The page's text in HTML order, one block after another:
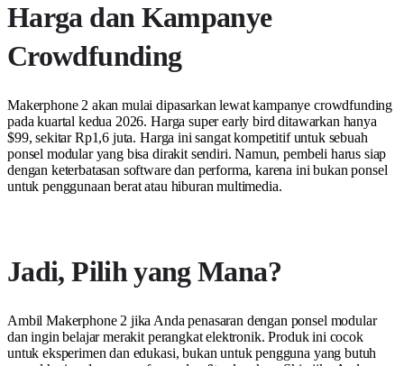
Harga dan Kampanye
Crowdfunding
Makerphone 2 akan mulai dipasarkan lewat kampanye crowdfunding
pada kuartal kedua 2026. Harga super early bird ditawarkan hanya
$99, sekitar Rp1,6 juta. Harga ini sangat kompetitif untuk sebuah
ponsel modular yang bisa dirakit sendiri. Namun, pembeli harus siap
dengan keterbatasan software dan performa, karena ini bukan ponsel
untuk penggunaan berat atau hiburan multimedia.
Jadi, Pilih yang Mana?
Ambil Makerphone 2 jika Anda penasaran dengan ponsel modular
dan ingin belajar merakit perangkat elektronik. Produk ini cocok
untuk eksperimen dan edukasi, bukan untuk pengguna yang butuh